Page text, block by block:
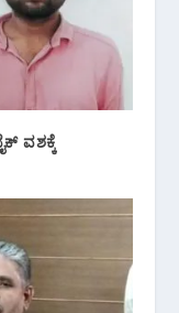
ವಶಕ್ಕೆ